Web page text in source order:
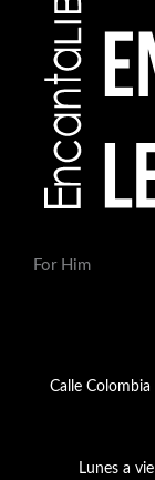
For Him
Calle
Lunes a